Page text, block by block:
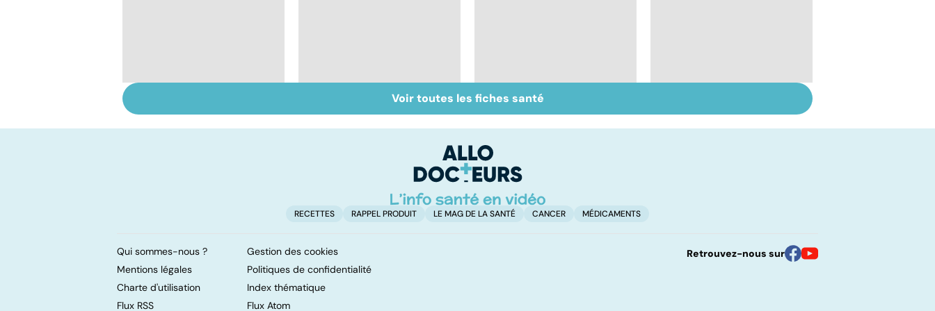
passage à l'acte
Un rhume, ça se
soigne ?
Le choix du cartable
et des fournitures
quel rôle pour
Voir toutes les fiches santé
RECETTES RAPPEL PRODUIT LE MAG DE LA SANTÉ CANCER MÉDICAMENTS
Qui sommes-nous ?
Gestion des cookies
Mentions légales
Politiques de confidentialité
Charte d'utilisation
Index thématique
Flux RSS
Flux Atom
Retrouvez-nous sur